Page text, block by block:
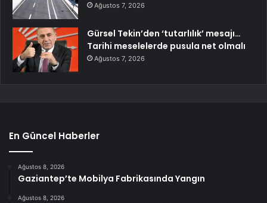
Ağustos 7, 2026
Gürsel Tekin’den ‘tutarlılık’ mesajı…
Tarihi meselelerde pusula net olmalı
Ağustos 7, 2026
En Güncel Haberler
Ağustos 8, 2026
Gaziantep’te Mobilya Fabrikasında Yangın
Ağustos 8, 2026